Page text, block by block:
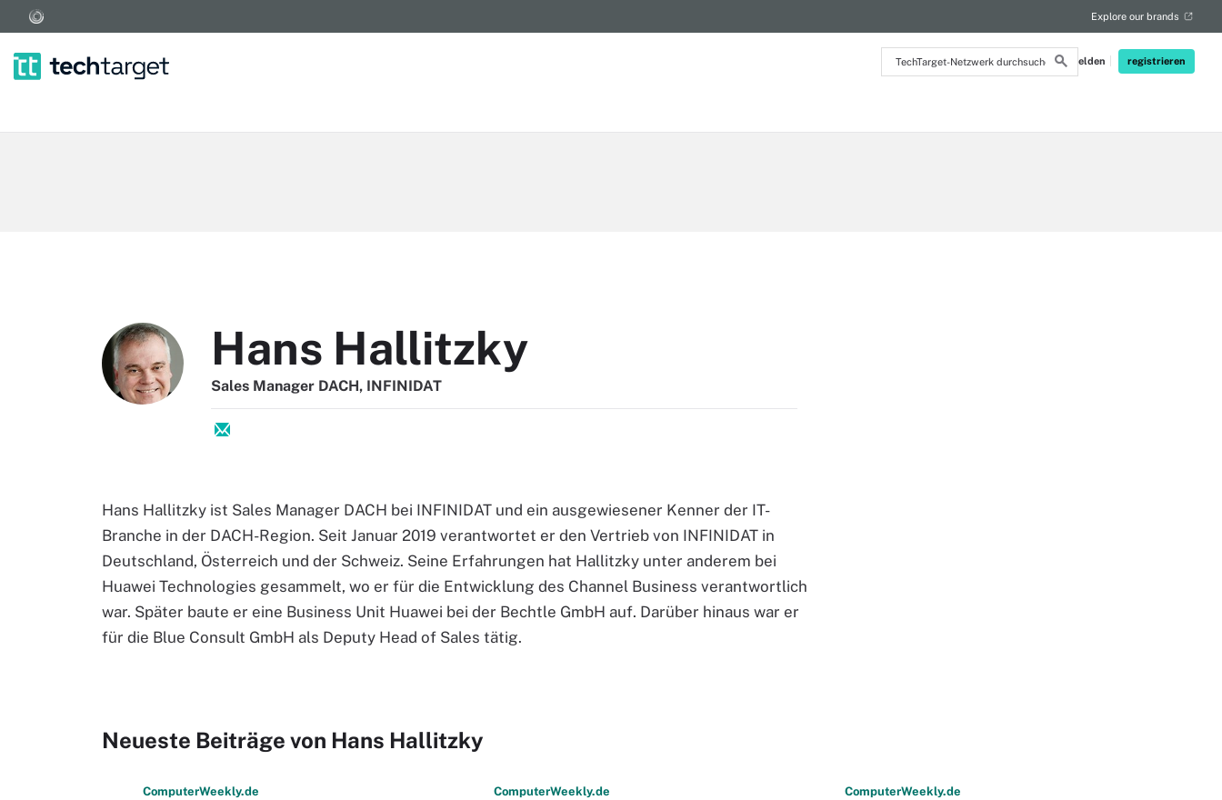
TechTarget-
Netzwerk
Anmelden registrieren
Explore our brands
Hans Hallitzky
Sales Manager DACH, INFINIDAT
Hans Hallitzky ist Sales Manager DACH bei INFINIDAT und ein ausgewiesener Kenner der IT-
Branche in der DACH-Region. Seit Januar 2019 verantwortet er den Vertrieb von INFINIDAT in
Deutschland, Österreich und der Schweiz. Seine Erfahrungen hat Hallitzky unter anderem bei
Huawei Technologies gesammelt, wo er für die Entwicklung des Channel Business verantwortlich
war. Später baute er eine Business Unit Huawei bei der Bechtle GmbH auf. Darüber hinaus war er
für die Blue Consult GmbH als Deputy Head of Sales tätig.
Neueste Beiträge von Hans Hallitzky
ComputerWeekly.de ComputerWeekly.de ComputerWeekly.de